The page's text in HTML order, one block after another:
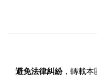
避免法律糾紛，轉載本